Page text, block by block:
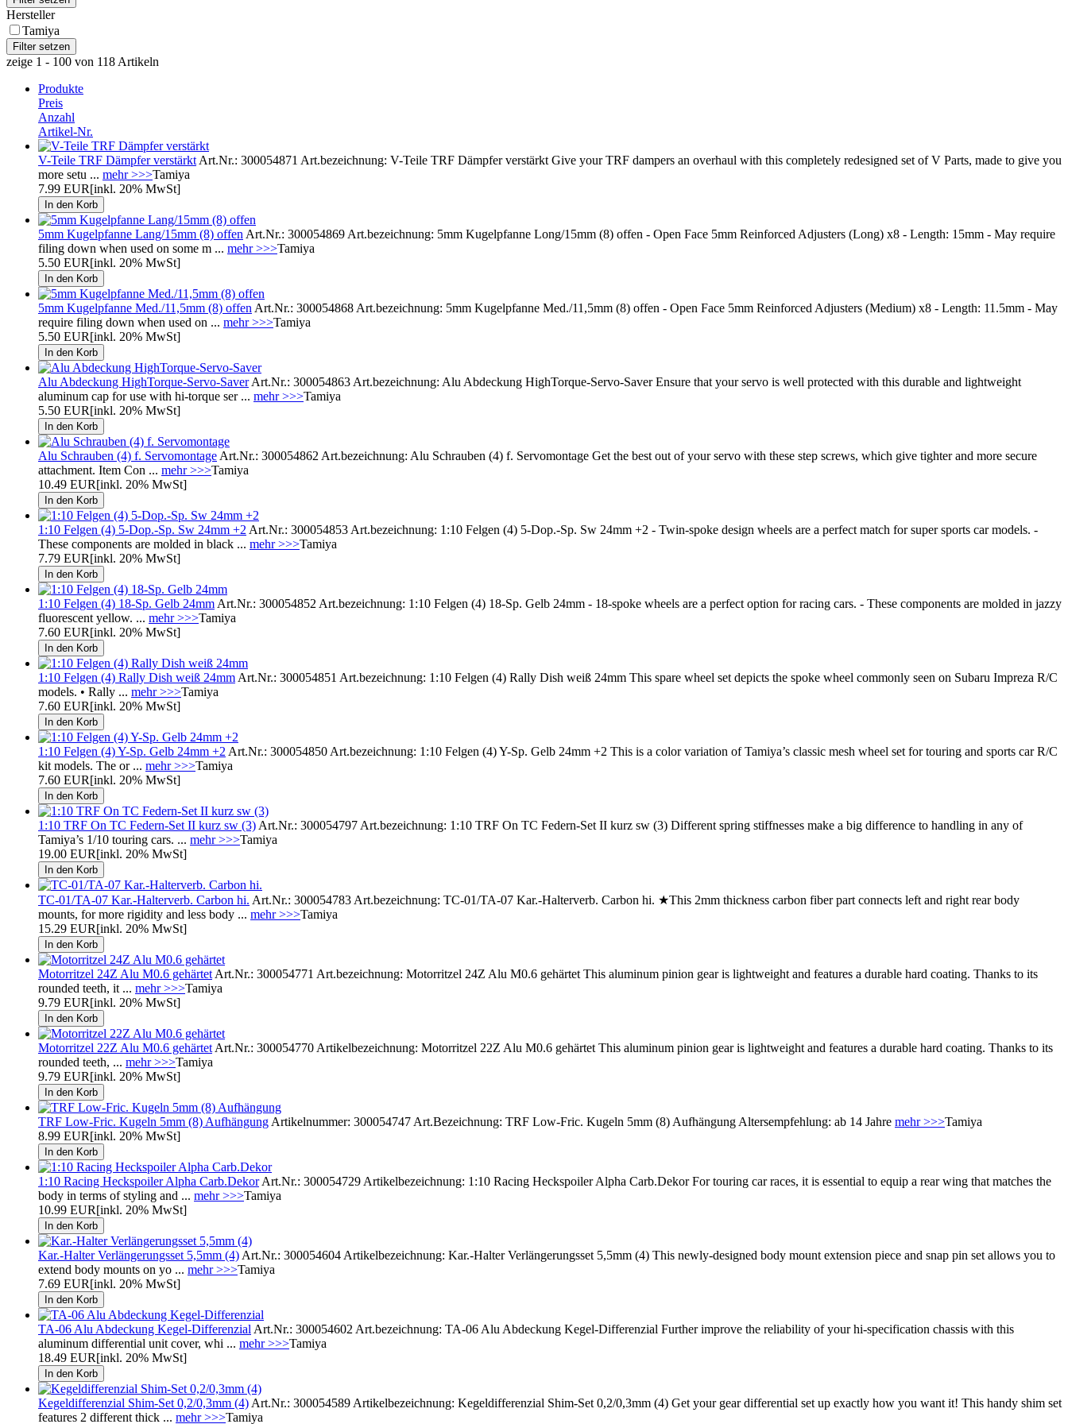
Hersteller
Tamiya
zeige 1 - 100 von 118 Artikeln
Produkte
Preis
Anzahl
Artikel-Nr.
V-Teile TRF Dämpfer verstärkt Art.Nr.: 300054871 Art.bezeichnung: V-Teile TRF Dämpfer verstärkt Give your TRF dampers an overhaul with this completely redesigned set of V Parts, made to give you
more setu ... mehr >>>Tamiya
7.99 EUR[inkl. 20% MwSt]
5mm Kugelpfanne Lang/15mm (8) offen Art.Nr.: 300054869 Art.bezeichnung: 5mm Kugelpfanne Long/15mm (8) offen - Open Face 5mm Reinforced Adjusters (Long) x8 - Length: 15mm - May require
filing down when used on some m ... mehr >>>Tamiya
5.50 EUR[inkl. 20% MwSt]
5mm Kugelpfanne Med./11,5mm (8) offen Art.Nr.: 300054868 Art.bezeichnung: 5mm Kugelpfanne Med./11,5mm (8) offen - Open Face 5mm Reinforced Adjusters (Medium) x8 - Length: 11.5mm - May
require filing down when used on ... mehr >>>Tamiya
5.50 EUR[inkl. 20% MwSt]
Alu Abdeckung HighTorque-Servo-SaverArt.Nr.: 300054863 Art.bezeichnung: Alu Abdeckung HighTorque-Servo-Saver Ensure that your servo is well protected with this durable and lightweight
aluminum cap for use with hi-torque ser ... mehr >>>Tamiya
5.50 EUR[inkl. 20% MwSt]
Alu Schrauben (4) f. Servomontage Art.Nr.: 300054862 Art.bezeichnung: Alu Schrauben (4) f. Servomontage Get the best out of your servo with these step screws, which give tighter and more secure
attachment. Item Con ... mehr >>>Tamiya
10.49 EUR[inkl. 20% MwSt]
1:10 Felgen (4) 5-Dop.-Sp. Sw 24mm +2 Art.Nr.: 300054853 Art.bezeichnung: 1:10 Felgen (4) 5-Dop.-Sp. Sw 24mm +2 - Twin-spoke design wheels are a perfect match for super sports car models. -
These components are molded in black ... mehr >>>Tamiya
7.79 EUR[inkl. 20% MwSt]
1:10 Felgen (4) 18-Sp. Gelb 24mm Art.Nr.: 300054852 Art.bezeichnung: 1:10 Felgen (4) 18-Sp. Gelb 24mm - 18-spoke wheels are a perfect option for racing cars. - These components are molded in jazzy
fluorescent yellow. ... mehr >>>Tamiya
7.60 EUR[inkl. 20% MwSt]
1:10 Felgen (4) Rally Dish weiß 24mm Art.Nr.: 300054851 Art.bezeichnung: 1:10 Felgen (4) Rally Dish weiß 24mm This spare wheel set depicts the spoke wheel commonly seen on Subaru Impreza R/C
models. • Rally ... mehr >>>Tamiya
7.60 EUR[inkl. 20% MwSt]
1:10 Felgen (4) Y-Sp. Gelb 24mm +2 Art.Nr.: 300054850 Art.bezeichnung: 1:10 Felgen (4) Y-Sp. Gelb 24mm +2 This is a color variation of Tamiya’s classic mesh wheel set for touring and sports car R/C
kit models. The or ... mehr >>>Tamiya
7.60 EUR[inkl. 20% MwSt]
1:10 TRF On TC Federn-Set II kurz sw (3) Art.Nr.: 300054797 Art.bezeichnung: 1:10 TRF On TC Federn-Set II kurz sw (3) Different spring stiffnesses make a big difference to handling in any of
Tamiya’s 1/10 touring cars. ... mehr >>>Tamiya
19.00 EUR[inkl. 20% MwSt]
TC-01/TA-07 Kar.-Halterverb. Carbon hi. Art.Nr.: 300054783 Art.bezeichnung: TC-01/TA-07 Kar.-Halterverb. Carbon hi. ★This 2mm thickness carbon fiber part connects left and right rear body
mounts, for more rigidity and less body ... mehr >>>Tamiya
15.29 EUR[inkl. 20% MwSt]
Motorritzel 24Z Alu M0.6 gehärtet Art.Nr.: 300054771 Art.bezeichnung: Motorritzel 24Z Alu M0.6 gehärtet This aluminum pinion gear is lightweight and features a durable hard coating. Thanks to its
rounded teeth, it ... mehr >>>Tamiya
9.79 EUR[inkl. 20% MwSt]
Motorritzel 22Z Alu M0.6 gehärtet Art.Nr.: 300054770 Artikelbezeichnung: Motorritzel 22Z Alu M0.6 gehärtet This aluminum pinion gear is lightweight and features a durable hard coating. Thanks to its
rounded teeth, ... mehr >>>Tamiya
9.79 EUR[inkl. 20% MwSt]
TRF Low-Fric. Kugeln 5mm (8) Aufhängung Artikelnummer: 300054747 Art.Bezeichnung: TRF Low-Fric. Kugeln 5mm (8) Aufhängung Altersempfehlung: ab 14 Jahre mehr >>>Tamiya
8.99 EUR[inkl. 20% MwSt]
1:10 Racing Heckspoiler Alpha Carb.DekorArt.Nr.: 300054729 Artikelbezeichnung: 1:10 Racing Heckspoiler Alpha Carb.Dekor For touring car races, it is essential to equip a rear wing that matches the
body in terms of styling and ... mehr >>>Tamiya
10.99 EUR[inkl. 20% MwSt]
Kar.-Halter Verlängerungsset 5,5mm (4) Art.Nr.: 300054604 Artikelbezeichnung: Kar.-Halter Verlängerungsset 5,5mm (4) This newly-designed body mount extension piece and snap pin set allows you to
extend body mounts on yo ... mehr >>>Tamiya
7.69 EUR[inkl. 20% MwSt]
TA-06 Alu Abdeckung Kegel-Differenzial Art.Nr.: 300054602 Art.bezeichnung: TA-06 Alu Abdeckung Kegel-Differenzial Further improve the reliability of your hi-specification chassis with this
aluminum differential unit cover, whi ... mehr >>>Tamiya
18.49 EUR[inkl. 20% MwSt]
Kegeldifferenzial Shim-Set 0,2/0,3mm (4) Art.Nr.: 300054589 Artikelbezeichnung: Kegeldifferenzial Shim-Set 0,2/0,3mm (4) Get your gear differential set up exactly how you want it! This handy shim set
features 2 different thick ... mehr >>>Tamiya